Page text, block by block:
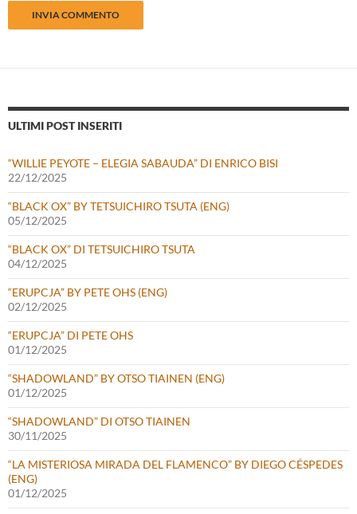
ULTIMI POST INSERITI
“WILLIE PEYOTE – ELEGIA SABAUDA” DI ENRICO BISI
22/12/2025
“BLACK OX” BY TETSUICHIRO TSUTA (ENG)
05/12/2025
“BLACK OX” DI TETSUICHIRO TSUTA
04/12/2025
“ERUPCJA” BY PETE OHS (ENG)
02/12/2025
“ERUPCJA” DI PETE OHS
01/12/2025
“SHADOWLAND” BY OTSO TIAINEN (ENG)
01/12/2025
“SHADOWLAND” DI OTSO TIAINEN
30/11/2025
“LA MISTERIOSA MIRADA DEL FLAMENCO” BY DIEGO CÉSPEDES
(ENG)
01/12/2025